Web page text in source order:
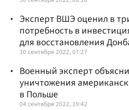
Эксперт ВШЭ оценил в
потребность в
для восстановления
30 сентября 2022, 07:27
Военный эксперт
уничтожения
в Польше
04 сентября 2022, 19:42